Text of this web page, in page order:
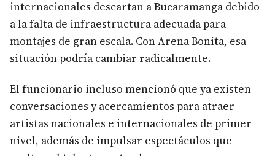
internacionales descartan a Bucaramanga debido
a la falta de infraestructura adecuada para
montajes de gran escala. Con Arena Bonita, esa
situación podría cambiar radicalmente.
El funcionario incluso mencionó que ya existen
conversaciones y acercamientos para atraer
artistas nacionales e internacionales de primer
nivel, además de impulsar espectáculos que